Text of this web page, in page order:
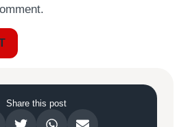
Share this post